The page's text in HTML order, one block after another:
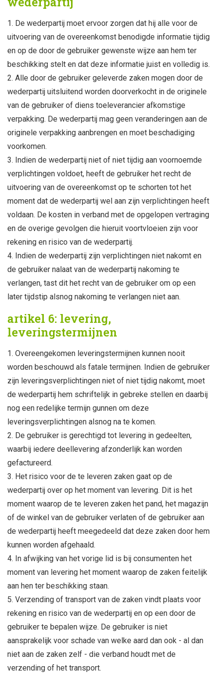
De wederpartij moet ervoor zorgen dat hij alle voor de
uitvoering van de overeenkomst benodigde informatie tijdig
en op de door de gebruiker gewenste wijze aan hem ter
beschikking stelt en dat deze informatie juist en volledig is.
Alle door de gebruiker geleverde zaken mogen door de
wederpartij uitsluitend worden doorverkocht in de originele
van de gebruiker of diens toeleverancier afkomstige
verpakking. De wederpartij mag geen veranderingen aan de
originele verpakking aanbrengen en moet beschadiging
voorkomen.
Indien de wederpartij niet of niet tijdig aan voornoemde
verplichtingen voldoet, heeft de gebruiker het recht de
uitvoering van de overeenkomst op te schorten tot het
moment dat de wederpartij wel aan zijn verplichtingen heeft
voldaan. De kosten in verband met de opgelopen vertraging
en de overige gevolgen die hieruit voortvloeien zijn voor
rekening en risico van de wederpartij.
Indien de wederpartij zijn verplichtingen niet nakomt en
de gebruiker nalaat van de wederpartij nakoming te
verlangen, tast dit het recht van de gebruiker om op een
later tijdstip alsnog nakoming te verlangen niet aan.
artikel 6: levering,
leveringstermijnen
Overeengekomen leveringstermijnen kunnen nooit
worden beschouwd als fatale termijnen. Indien de gebruiker
zijn leveringsverplichtingen niet of niet tijdig nakomt, moet
de wederpartij hem schriftelijk in gebreke stellen en daarbij
nog een redelijke termijn gunnen om deze
leveringsverplichtingen alsnog na te komen.
De gebruiker is gerechtigd tot levering in gedeelten,
waarbij iedere deellevering afzonderlijk kan worden
gefactureerd.
Het risico voor de te leveren zaken gaat op de
wederpartij over op het moment van levering. Dit is het
moment waarop de te leveren zaken het pand, het magazijn
of de winkel van de gebruiker verlaten of de gebruiker aan
de wederpartij heeft meegedeeld dat deze zaken door hem
kunnen worden afgehaald.
In afwijking van het vorige lid is bij consumenten het
moment van levering het moment waarop de zaken feitelijk
aan hen ter beschikking staan.
Verzending of transport van de zaken vindt plaats voor
rekening en risico van de wederpartij en op een door de
gebruiker te bepalen wijze. De gebruiker is niet
aansprakelijk voor schade van welke aard dan ook - al dan
niet aan de zaken zelf - die verband houdt met de
verzending of het transport.